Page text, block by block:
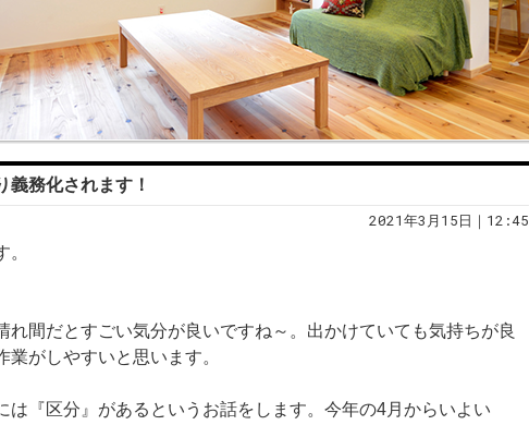
義務化されます！
2021年3月15日｜12:45
れ間だとすごい気分が良いですね～。出かけていても気持ちが良
がしやすいと思います。
は『区分』があるというお話をします。今年の4月からいよい